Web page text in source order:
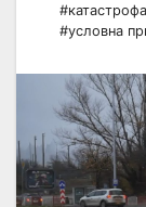
#катастрофа
#условна